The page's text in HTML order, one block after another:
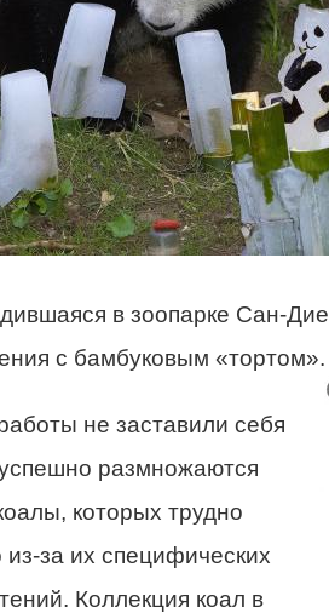
в зоопарке Сан-
с бамбуковым «тортом».
не заставили себя
размножаются
которых трудно
за их специфических
Коллекция коал в